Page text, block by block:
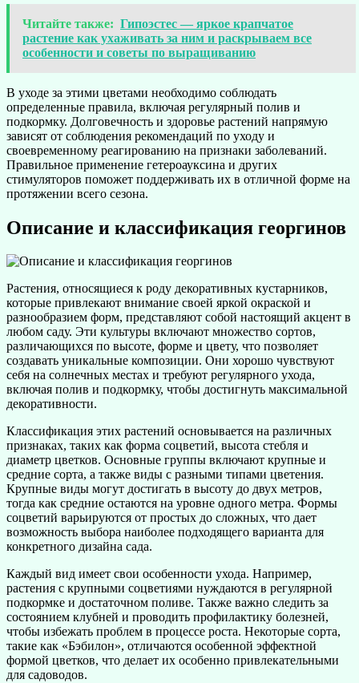
Читайте также: Гипоэстес — яркое крапчатое
растение как ухаживать за ним и раскрываем все
особенности и советы по выращиванию
В уходе за этими цветами необходимо соблюдать
определенные правила, включая регулярный полив и
подкормку. Долговечность и здоровье растений напрямую
зависят от соблюдения рекомендаций по уходу и
своевременному реагированию на признаки заболеваний.
Правильное применение гетероауксина и других
стимуляторов поможет поддерживать их в отличной форме на
протяжении всего сезона.
Описание и классификация георгинов
Растения, относящиеся к роду декоративных кустарников,
которые привлекают внимание своей яркой окраской и
разнообразием форм, представляют собой настоящий акцент в
любом саду. Эти культуры включают множество сортов,
различающихся по высоте, форме и цвету, что позволяет
создавать уникальные композиции. Они хорошо чувствуют
себя на солнечных местах и требуют регулярного ухода,
включая полив и подкормку, чтобы достигнуть максимальной
декоративности.
Классификация этих растений основывается на различных
признаках, таких как форма соцветий, высота стебля и
диаметр цветков. Основные группы включают крупные и
средние сорта, а также виды с разными типами цветения.
Крупные виды могут достигать в высоту до двух метров,
тогда как средние остаются на уровне одного метра. Формы
соцветий варьируются от простых до сложных, что дает
возможность выбора наиболее подходящего варианта для
конкретного дизайна сада.
Каждый вид имеет свои особенности ухода. Например,
растения с крупными соцветиями нуждаются в регулярной
подкормке и достаточном поливе. Также важно следить за
состоянием клубней и проводить профилактику болезней,
чтобы избежать проблем в процессе роста. Некоторые сорта,
такие как «Бэбилон», отличаются особенной эффектной
формой цветков, что делает их особенно привлекательными
для садоводов.